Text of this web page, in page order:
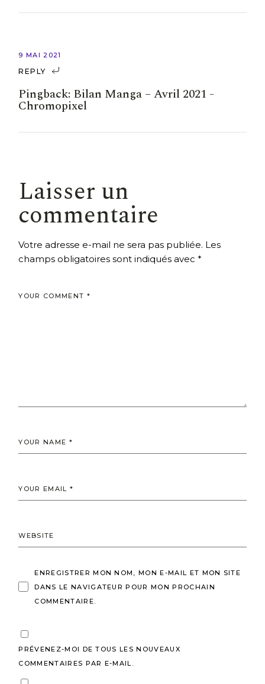
9 MAI 2021
REPLY
Pingback: Bilan Manga – Avril 2021 -
Chromopixel
Laisser un
commentaire
Votre adresse e-mail ne sera pas publiée. Les
champs obligatoires sont indiqués avec*
ENREGISTRER MON NOM, MON E-MAIL ET MON SITE
DANS LE NAVIGATEUR POUR MON PROCHAIN
COMMENTAIRE.
PRÉVENEZ-MOI DE TOUS LES NOUVEAUX
COMMENTAIRES PAR E-MAIL.